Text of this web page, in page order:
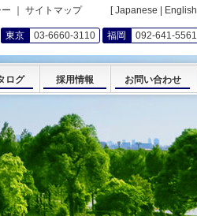
サイトマップ[Japanese English
東京 03-6660-3110 福岡 092-641-5561
ログ 採用情報 お問い合わせ